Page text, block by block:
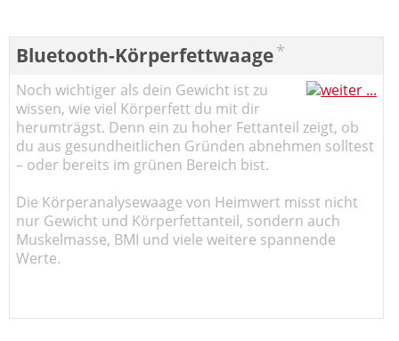
Bluetooth-Körperfettwaage*
Noch wichtiger als dein Gewicht ist zu
wissen, wie viel Körperfett du mit dir
herumträgst. Denn ein zu hoher Fettanteil zeigt, ob
du aus gesundheitlichen Gründen abnehmen solltest
– oder bereits im grünen Bereich bist.
Die Körperanalysewaage von Heimwert misst nicht
nur Gewicht und Körperfettanteil, sondern auch
Muskelmasse, BMI und viele weitere spannende
Werte.